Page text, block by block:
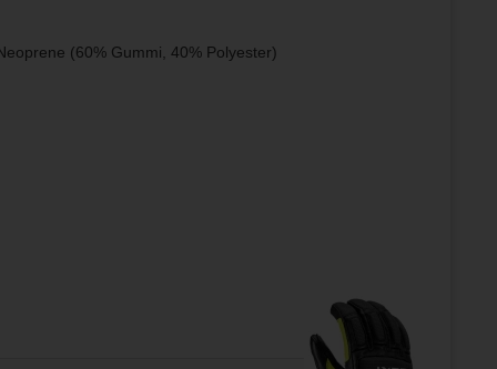
(60% Gummi, 40% Polyester)